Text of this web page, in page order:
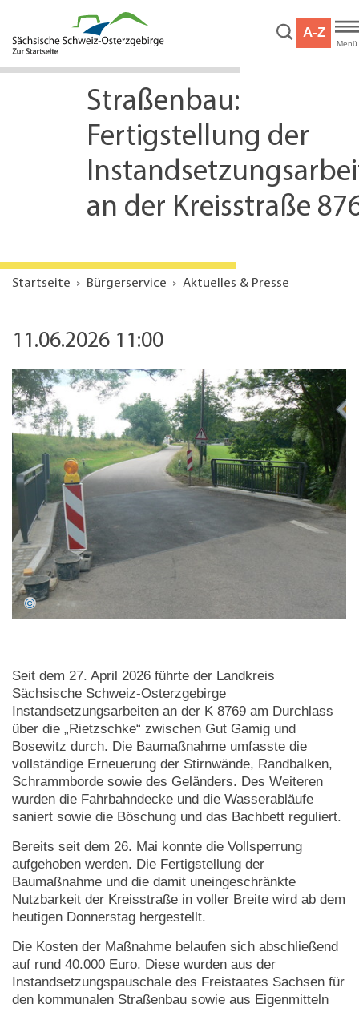
Hauptinhalt
Service
A-Z
Menü
Straßenbau:
Fertigstellung der
an der Kreisstraße
Startseite Bürgerservice Aktuelles & Presse
11.06.2026 11:00
Seit dem 27. April 2026 führte der Landkreis
Sächsische Schweiz-Osterzgebirge
Instandsetzungsarbeiten an der K 8769 am Durchlass
über die „Rietzschke“ zwischen Gut Gamig und
Bosewitz durch. Die Baumaßnahme umfasste die
vollständige Erneuerung der Stirnwände, Randbalken,
Schrammborde sowie des Geländers. Des Weiteren
wurden die Fahrbahndecke und die Wasserabläufe
saniert sowie die Böschung und das Bachbett reguliert.
Bereits seit dem 26. Mai konnte die Vollsperrung
aufgehoben werden. Die Fertigstellung der
Baumaßnahme und die damit uneingeschränkte
Nutzbarkeit der Kreisstraße in voller Breite wird ab dem
heutigen Donnerstag hergestellt.
Die Kosten der Maßnahme belaufen sich abschließend
auf rund 40.000 Euro. Diese wurden aus der
Instandsetzungspauschale des Freistaates Sachsen für
den kommunalen Straßenbau sowie aus Eigenmitteln